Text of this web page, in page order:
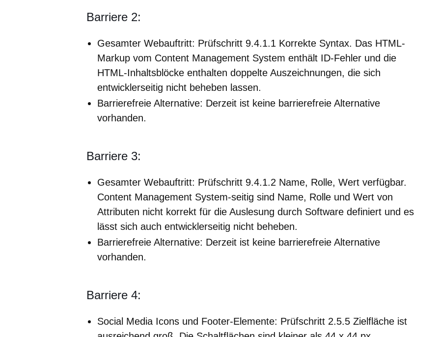
Barriere 2:
Gesamter Webauftritt: Prüfschritt 9.4.1.1 Korrekte Syntax. Das HTML-
Markup vom Content Management System enthält ID-Fehler und die
HTML-Inhaltsblöcke enthalten doppelte Auszeichnungen, die sich
entwicklerseitig nicht beheben lassen.
Barrierefreie Alternative: Derzeit ist keine barrierefreie Alternative
vorhanden.
Barriere 3:
Gesamter Webauftritt: Prüfschritt 9.4.1.2 Name, Rolle, Wert verfügbar.
Content Management System-seitig sind Name, Rolle und Wert von
Attributen nicht korrekt für die Auslesung durch Software definiert und es
lässt sich auch entwicklerseitig nicht beheben.
Barrierefreie Alternative: Derzeit ist keine barrierefreie Alternative
vorhanden.
Barriere 4:
Social Media Icons und Footer-Elemente: Prüfschritt 2.5.5 Zielfläche ist